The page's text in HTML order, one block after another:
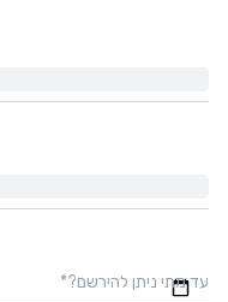
עד מתי ניתן להירשם?*